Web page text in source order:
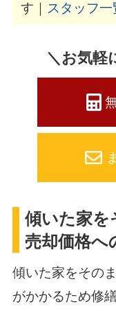
す｜ スタッフ一
＼お気軽
傾いた家を
売却価格へ
傾いた家をその
がかかるため修